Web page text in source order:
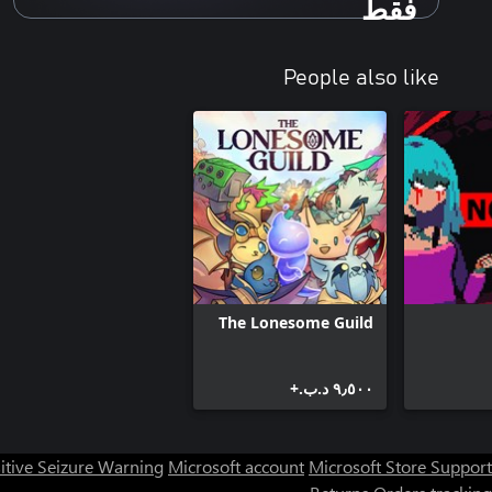
فقط
People also like
The Lonesome Guild
٩٫٥٠٠ د.ب.‏+
Seizure Warning Microsoft account Microsoft Store Support